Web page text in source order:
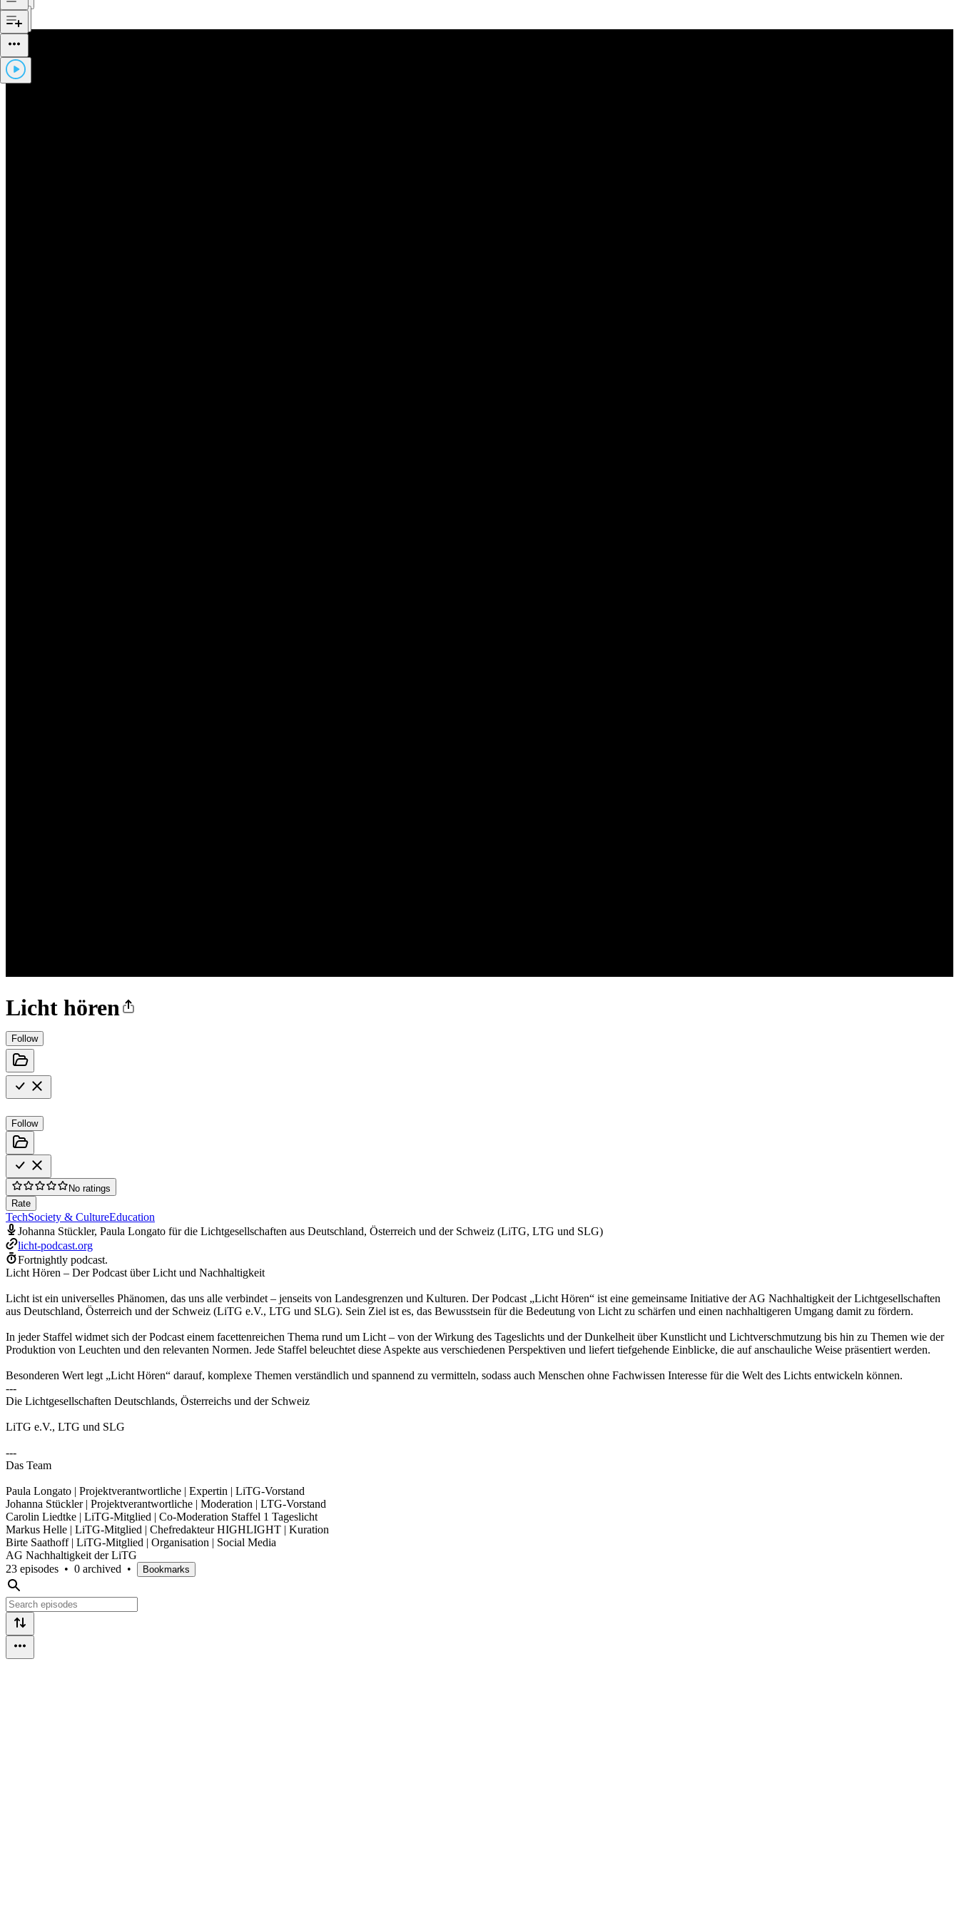
Licht hören
Follow
Follow
No ratings
Rate
TechSociety & CultureEducation
Johanna Stückler, Paula Longato für die Lichtgesellschaften aus Deutschland, Österreich und der Schweiz (LiTG, LTG und SLG)
licht-podcast.org
Fortnightly podcast.
Licht Hören – Der Podcast über Licht und Nachhaltigkeit
Licht ist ein universelles Phänomen, das uns alle verbindet – jenseits von Landesgrenzen und Kulturen. Der Podcast „Licht Hören“ ist eine gemeinsame Initiative der AG Nachhaltigkeit der Lichtgesellschaften
aus Deutschland, Österreich und der Schweiz (LiTG e.V., LTG und SLG). Sein Ziel ist es, das Bewusstsein für die Bedeutung von Licht zu schärfen und einen nachhaltigeren Umgang damit zu fördern.
In jeder Staffel widmet sich der Podcast einem facettenreichen Thema rund um Licht – von der Wirkung des Tageslichts und der Dunkelheit über Kunstlicht und Lichtverschmutzung bis hin zu Themen wie der
Produktion von Leuchten und den relevanten Normen. Jede Staffel beleuchtet diese Aspekte aus verschiedenen Perspektiven und liefert tiefgehende Einblicke, die auf anschauliche Weise präsentiert werden.
Besonderen Wert legt „Licht Hören“ darauf, komplexe Themen verständlich und spannend zu vermitteln, sodass auch Menschen ohne Fachwissen Interesse für die Welt des Lichts entwickeln können.
---
Die Lichtgesellschaften Deutschlands, Österreichs und der Schweiz
LiTG e.V., LTG und SLG
---
Das Team
Paula Longato | Projektverantwortliche | Expertin | LiTG-Vorstand
Johanna Stückler | Projektverantwortliche | Moderation | LTG-Vorstand
Carolin Liedtke | LiTG-Mitglied | Co-Moderation Staffel 1 Tageslicht
Markus Helle | LiTG-Mitglied | Chefredakteur HIGHLIGHT | Kuration
Birte Saathoff | LiTG-Mitglied | Organisation | Social Media
AG Nachhaltigkeit der LiTG
23 episodes • 0 archived • Bookmarks